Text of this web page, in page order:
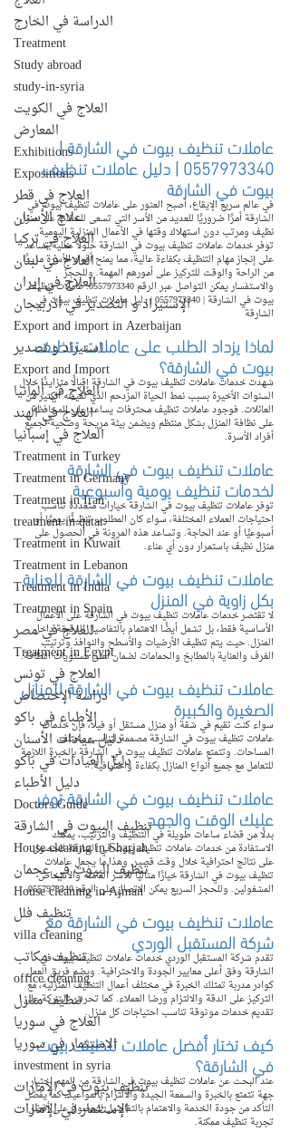
الدراسة في الخارج
Treatment
Study abroad
study-in-syria
العلاج في الكويت
المعارض
Exhibitions
Expositions
العلاج في قطر
علاج الأسنان
العلاج في تركيا
العلاج في لبنان
العلاج في إيران
الإستيراد و التصدير في أذربيجان
Export and import in Azerbaijan
استيراد و تصدير
Export and Import
العلاج في ألمانيا
العلاج في الهند
العلاج في إسبانيا
Treatment in Turkey
Treatment in Germany
Treatment in Iran
treatment in qatar
Treatment in Kuwait
Treatment in Lebanon
Treatment in India
Treatment in Spain
العلاج في مصر
Treatment in Egypt
العلاج في تونس
دراسة الإختصاص
الأطباء في باكو
دليل عيادات الأسنان
دليل العيادات في باكو
دليل الأطباء
Doctors Guide
تنظيف البيوت في الشارقة
House cleaning in Sharjah
تنظيف البيوت في عجمان
House cleaning in Ajman
تنظيف فلل
villa cleaning
تنظيف مكاتب
office cleaning
تنظيف منازل
العلاج في سوريا
الاستثمار في سوريا
investment in syria
تنظيف بيوت في الإمارات
الإستثمار في الإمارات
عاملات تنظيف بيوت في الشارقة |
0557973340 | دليل عاملات تنظيف
بيوت في الشارقة
في عالم سريع الإيقاع، أصبح العثور على عاملات تنظيف بيوت في
الشارقة أمرًا ضروريًا للعديد من الأسر التي تسعى للحفاظ على منزل
نظيف ومرتب دون استهلاك وقتها في الأعمال المنزلية اليومية.
توفر خدمات عاملات تنظيف بيوت في الشارقة حلولًا عملية تساعد
على إنجاز مهام التنظيف بكفاءة عالية، مما يمنح أفراد الأسرة مزيدًا
من الراحة والوقت للتركيز على أمورهم المهمة. وللحجز
والاستفسار يمكن التواصل عبر الرقم 0557973340. عاملات تنظيف
بيوت في الشارقة | 0557973340 | دليل عاملات تنظيف بيوت في
الشارقة
لماذا يزداد الطلب على عاملات تنظيف
بيوت في الشارقة؟
شهدت خدمات عاملات تنظيف بيوت في الشارقة إقبالًا متزايدًا خلال
السنوات الأخيرة بسبب نمط الحياة المزدحم الذي تعيشه الكثير من
العائلات. فوجود عاملات تنظيف محترفات يساعد على المحافظة
على نظافة المنزل بشكل منتظم ويضمن بيئة مريحة وصحية لجميع
أفراد الأسرة.
عاملات تنظيف بيوت في الشارقة
لخدمات تنظيف يومية وأسبوعية
توفر عاملات تنظيف بيوت في الشارقة خيارات متعددة تناسب
احتياجات العملاء المختلفة، سواء كان المطلوب تنظيفًا يوميًا أو
أسبوعيًا أو عند الحاجة. وتساعد هذه المرونة في الحصول على
منزل نظيف باستمرار دون أي عناء.
عاملات تنظيف بيوت في الشارقة للعناية
بكل زاوية في المنزل
لا تقتصر خدمات عاملات تنظيف بيوت في الشارقة على الأعمال
الأساسية فقط، بل تشمل أيضًا الاهتمام بالتفاصيل الدقيقة داخل
المنزل. حيث يتم تنظيف الأرضيات والأسطح والنوافذ وترتيب
الغرف والعناية بالمطابخ والحمامات لضمان أعلى مستويات النظافة.
عاملات تنظيف بيوت في الشارقة للمنازل
الصغيرة والكبيرة
سواء كنت تقيم في شقة أو منزل مستقل أو فيلا، فإن خدمات
عاملات تنظيف بيوت في الشارقة مصممة لتناسب مختلف
المساحات. وتتمتع عاملات تنظيف بيوت في الشارقة بالخبرة اللازمة
للتعامل مع جميع أنواع المنازل بكفاءة واحترافية.
عاملات تنظيف بيوت في الشارقة توفر
عليك الوقت والجهد
بدلًا من قضاء ساعات طويلة في التنظيف والترتيب، يمكنك
الاستفادة من خدمات عاملات تنظيف بيوت في الشارقة للحصول
على نتائج احترافية خلال وقت قصير. وهذا ما يجعل عاملات
تنظيف بيوت في الشارقة خيارًا مثاليًا للأسر العاملة والأشخاص
المشغولين. وللحجز السريع يمكن الاتصال على الرقم 0557973340.
عاملات تنظيف بيوت في الشارقة مع
شركة المستقبل الوردي
تقدم شركة المستقبل الوردي خدمات عاملات تنظيف بيوت في
الشارقة وفق أعلى معايير الجودة والاحترافية. ويضم فريق العمل
كوادر مدربة تمتلك الخبرة في مختلف أعمال التنظيف المنزلية، مع
التركيز على الدقة والالتزام ورضا العملاء. كما تحرص الشركة على
تقديم خدمات موثوقة تناسب احتياجات كل منزل.
كيف تختار أفضل عاملات تنظيف بيوت
في الشارقة؟
عند البحث عن عاملات تنظيف بيوت في الشارقة من المهم اختيار
جهة تتمتع بالخبرة والسمعة الجيدة والالتزام بالمواعيد. كما يفضل
التأكد من جودة الخدمة والاهتمام بالتفاصيل للحصول على أفضل
تجربة تنظيف ممكنة.